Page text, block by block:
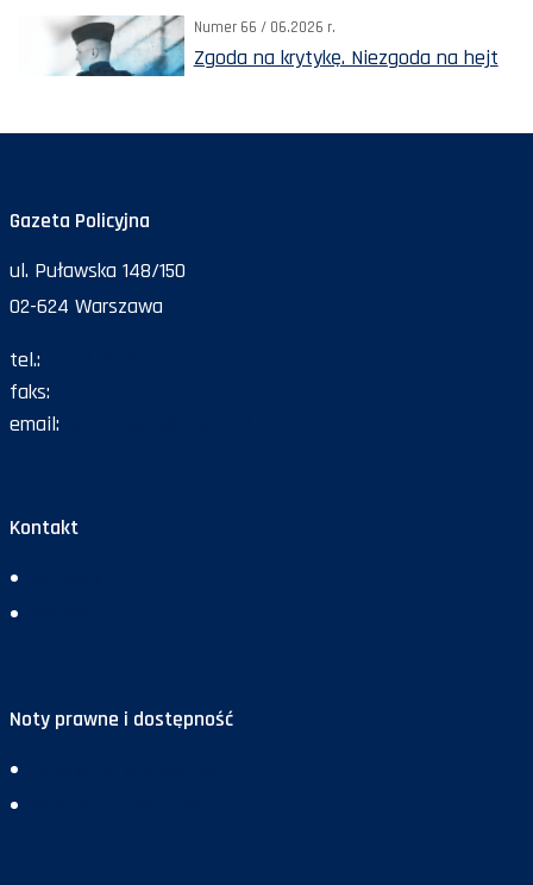
Numer 66 / 06.2026 r.
Zgoda na krytykę. Niezgoda na hejt
Gazeta Policyjna
ul. Puławska 148/150
02-624 Warszawa
tel.:
faks:
email:
Kontakt
Noty prawne i dostępność